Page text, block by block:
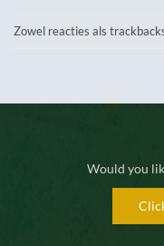
Zowel reacties als
Would you